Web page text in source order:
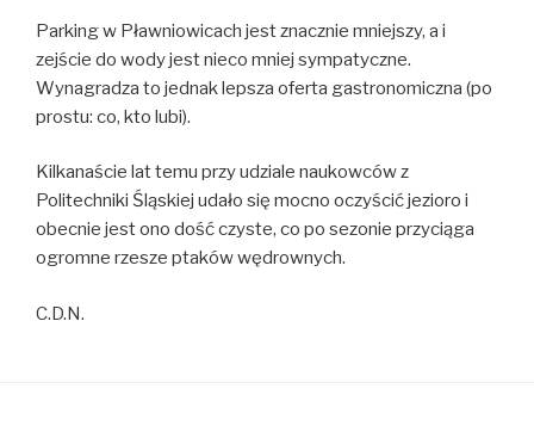
Parking w Pławniowicach jest znacznie mniejszy, a i
zejście do wody jest nieco mniej sympatyczne.
Wynagradza to jednak lepsza oferta gastronomiczna (po
prostu: co, kto lubi).
Kilkanaście lat temu przy udziale naukowców z
Politechniki Śląskiej udało się mocno oczyścić jezioro i
obecnie jest ono dość czyste, co po sezonie przyciąga
ogromne rzesze ptaków wędrownych.
C.D.N.